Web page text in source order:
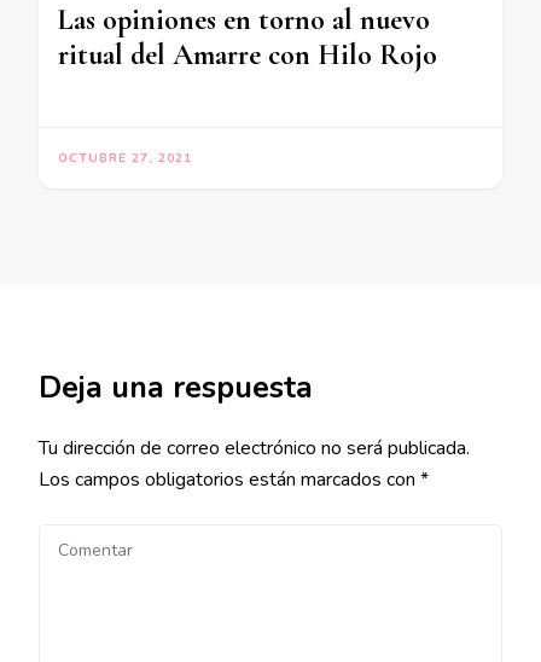
Las opiniones en torno al nuevo
ritual del Amarre con Hilo Rojo
OCTUBRE 27, 2021
Deja una respuesta
Tu dirección de correo electrónico no será publicada.
Los campos obligatorios están marcados con *